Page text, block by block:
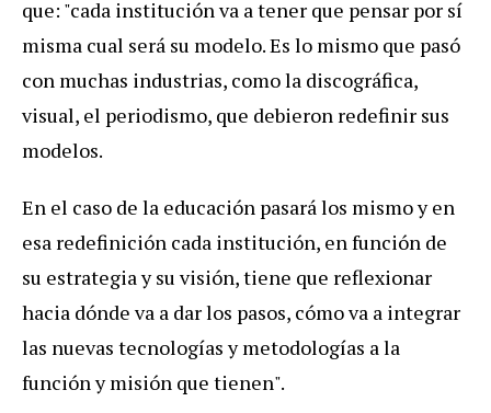
que: "cada institución va a tener que pensar por sí
misma cual será su modelo. Es lo mismo que pasó
con muchas industrias, como la discográfica,
visual, el periodismo, que debieron redefinir sus
modelos.
En el caso de la educación pasará los mismo y en
esa redefinición cada institución, en función de
su estrategia y su visión, tiene que reflexionar
hacia dónde va a dar los pasos, cómo va a integrar
las nuevas tecnologías y metodologías a la
función y misión que tienen".